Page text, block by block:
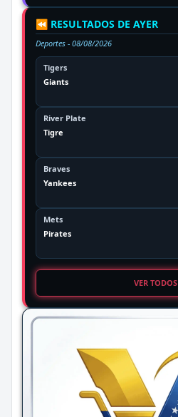
⏪ RESULTADOS DE AYER
Deportes - 08/08/2026
Tigers
Giants
River Plate
Tigre
Braves
Yankees
Mets
Pirates
VER TODOS